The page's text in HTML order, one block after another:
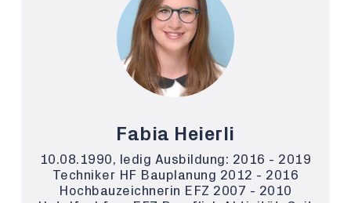
Fabia Heierli
10.08.1990, ledig Ausbildung: 2016 - 2019
Techniker HF Bauplanung 2012 - 2016
Hochbauzeichnerin EFZ 2007 - 2010